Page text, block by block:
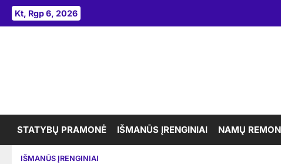
Skip
Kt, Rgp 6, 2026
STATYBŲ PRAMONĖ IŠMANŪS ĮRENGINIAI NAMŲ
IŠMANŪS ĮRENGINIAI